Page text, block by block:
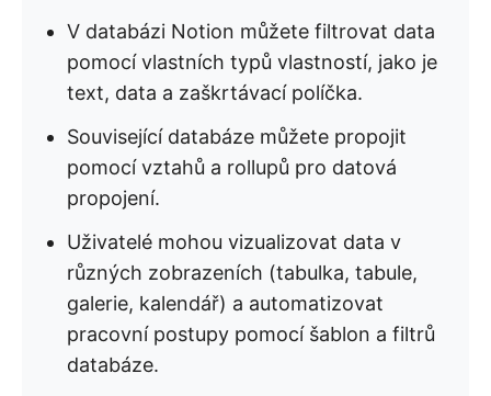
V databázi Notion můžete filtrovat data
pomocí vlastních typů vlastností, jako je
text, data a zaškrtávací políčka.
Související databáze můžete propojit
pomocí vztahů a rollupů pro datová
propojení.
Uživatelé mohou vizualizovat data v
různých zobrazeních (tabulka, tabule,
galerie, kalendář) a automatizovat
pracovní postupy pomocí šablon a filtrů
databáze.